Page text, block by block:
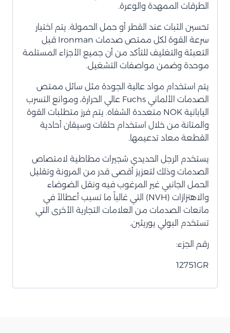
الطرقات الممهدة والوعرة.
تحسين الثبات عند القطر أو حمل الحمولة. يتم اختبار
سرعة القوة لكل ممتص صدمات Ironman قبل
التعبئة والتغليف للتأكد من أن جميع الأجزاء المستلمة
موحدة وضمن مواصفات التشغيل.
يتم استخدام مواد عالية الجودة مثل سائل ممتص
الصدمات الألماني Fuchs عالي الحرارة، وموانع التسرب
اليابانية NOK متعددة الشفاه. يتم فرز متطلبات القوة
والمتانة من خلال استخدام حلقات وسيقان أحادية
القطعة معاد تدعيمها.
يستخدم الرجل الحديدي شجيرات مطاطية لامتصاص
الصدمات وذلك لتعزيز أقصى قدر من المرونة وتقليل
الحمل الجانبي غير المرغوب فيه ونقل الضوضاء
والاهتزازات (NVH) التي غالباً ما تسبب أعطالاً في
مانعات الصدمات من العلامات التجارية الأخرى التي
تستخدم البولي يوريثين.
رقم الجزء:
12751GR